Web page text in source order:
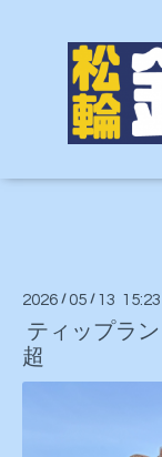
2026 / 05 / 13 15:23
ティップラ
超